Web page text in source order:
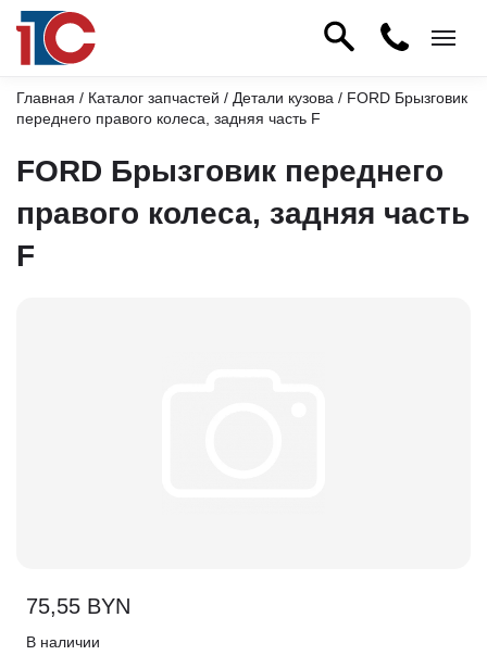
Главная / Каталог запчастей / Детали кузова / FORD Брызговик
переднего правого колеса, задняя часть F
FORD Брызговик переднего
правого колеса, задняя часть
F
75,55 BYN
В наличии